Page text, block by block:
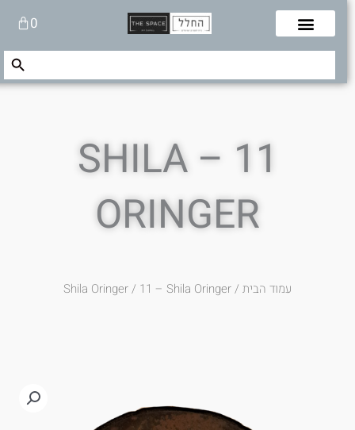
0עגלת
קניות
Search
Search Button
11 – SHILA
ORINGER
עמוד הבית/
Shila Oringer/ 11 – Shila Oringer